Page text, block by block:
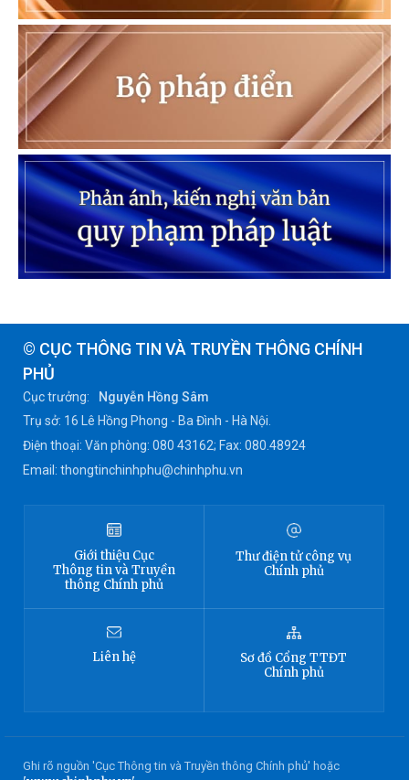
© CỤC THÔNG TIN VÀ TRUYỀN THÔNG CHÍNH
PHỦ
Cục trưởng:
Nguyễn Hồng Sâm
Trụ sở: 16 Lê Hồng Phong - Ba Đình - Hà Nội.
Điện thoại: Văn phòng: 080 43162; Fax: 080.48924
Email: thongtinchinhphu@chinhphu.vn
Giới thiệu Cục
Thông tinvà Truyền
thông Chính phủ
Thư điện tử công vụ
Chính phủ
Liên hệ Sơ đồ Cổng TTĐT
Chính phủ
Ghi rõ nguồn 'Cục Thông tin và Truyền thông Chính phủ' hoặc